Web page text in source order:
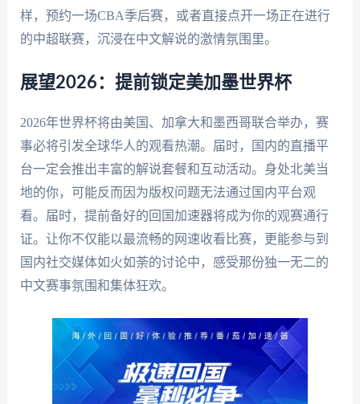
样，预约一场CBA季后赛，或者直接点开一场正在进行
的中超联赛，沉浸在中文解说的激情氛围里。
展望2026：提前锁定美加墨世界杯
2026年世界杯将由美国、加拿大和墨西哥联合举办，赛
事必将引发全球华人的观看热潮。届时，国内的直播平
台一定会推出丰富的解说套餐和互动活动。身处北美当
地的你，可能反而因为版权问题无法通过国内平台观
看。届时，提前备好的回国加速器将成为你的观赛通行
证。让你不仅能以最流畅的网速收看比赛，更能参与到
国内社交媒体如火如荼的讨论中，感受那份独一无二的
中文赛事氛围和集体狂欢。